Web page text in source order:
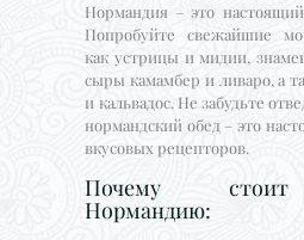
Нормандия – это
Попробуйте свежайшие
как устрицы и мидии,
сыры камамбер и ливаро, а
и кальвадос. Не забудьте
нормандский обед – это
вкусовых рецепторов.
Почему стоит
Нормандию: